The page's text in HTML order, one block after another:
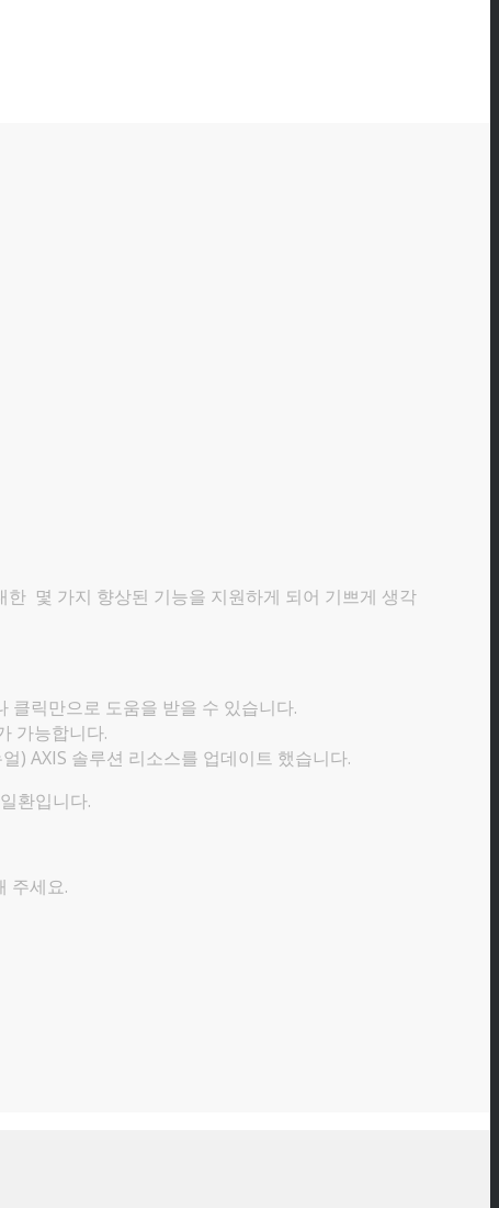
몇 가지 향상된 기능을 지원하게 되어 기쁘게 생각
릭만으로 도움을 받을 수 있습니다.
가능합니다.
) AXIS 솔루션 리소스를 업데이트 했습니다.
환입니다.
주세요.